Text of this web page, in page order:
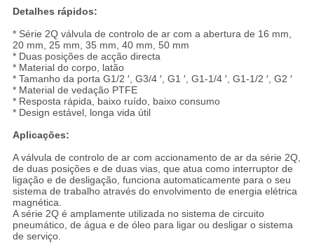
Detalhes rápidos:
* Série 2Q válvula de controlo de ar com a abertura de 16 mm,
20 mm, 25 mm, 35 mm, 40 mm, 50 mm
* Duas posições de acção directa
* Material do corpo, latão
* Tamanho da porta G1/2 ′, G3/4 ′, G1 ′, G1-1/4 ′, G1-1/2 ′, G2 ′
* Material de vedação PTFE
* Resposta rápida, baixo ruído, baixo consumo
* Design estável, longa vida útil
Aplicações:
A válvula de controlo de ar com accionamento de ar da série 2Q,
de duas posições e de duas vias, que atua como interruptor de
ligação e de desligação, funciona automaticamente para o seu
sistema de trabalho através do envolvimento de energia elétrica
magnética.
A série 2Q é amplamente utilizada no sistema de circuito
pneumático, de água e de óleo para ligar ou desligar o sistema
de serviço.